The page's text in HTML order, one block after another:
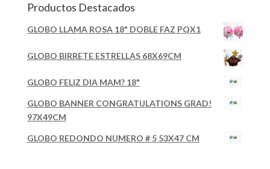
Productos Destacados
GLOBO LLAMA ROSA 18" DOBLE FAZ PQX1
GLOBO BIRRETE ESTRELLAS 68X69CM
GLOBO FELIZ DIA MAM? 18"
GLOBO BANNER CONGRATULATIONS GRAD!
97X49CM
GLOBO REDONDO NUMERO # 5 53X47 CM